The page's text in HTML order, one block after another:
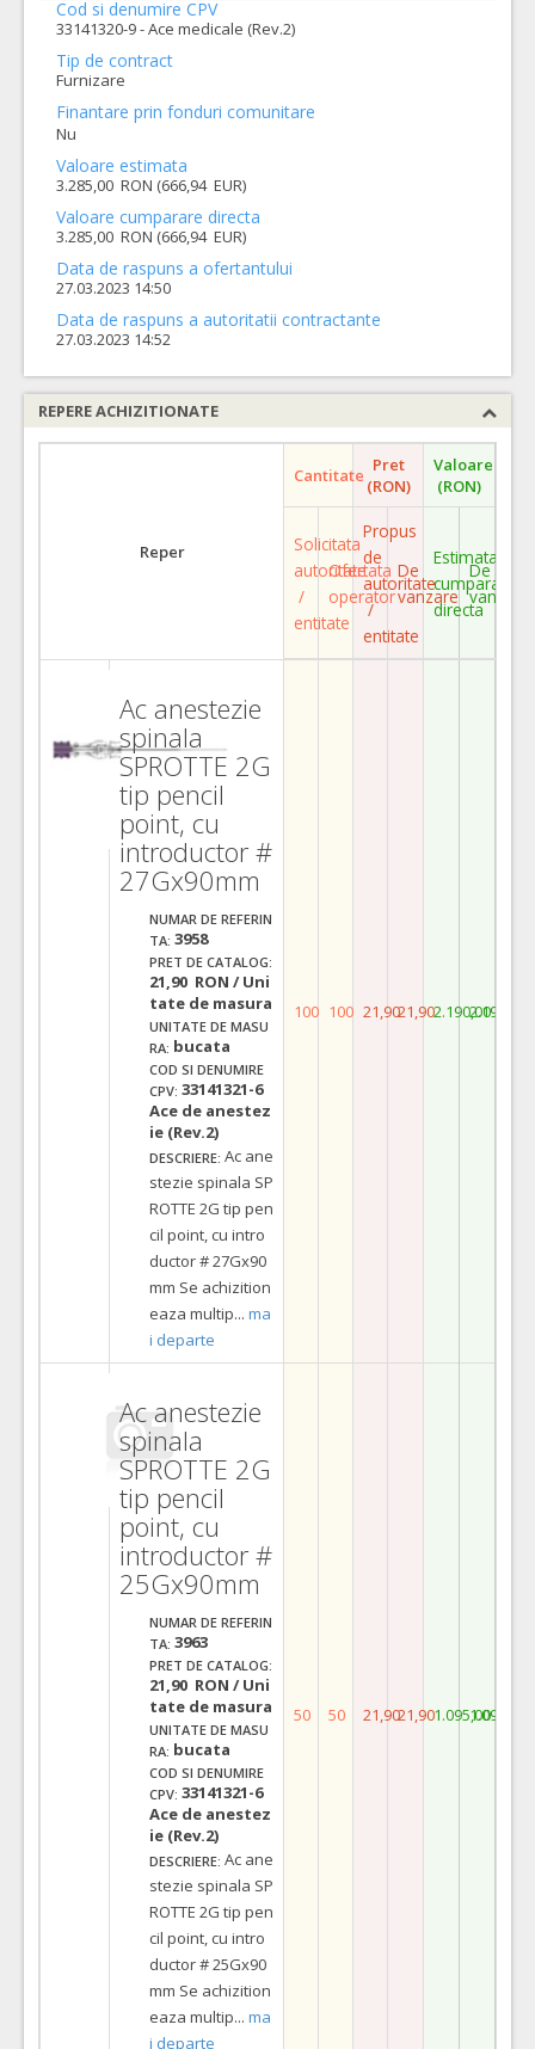
Cod si denumire CPV
33141320-9 - Ace medicale (Rev.2)
Tip de contract
Furnizare
Finantare prin fonduri comunitare
Nu
Valoare estimata
3.285,00 RON (666,94 EUR)
Valoare cumparare directa
3.285,00 RON (666,94 EUR)
Data de raspuns a ofertantului
27.03.2023 14:50
Data de raspuns a autoritatii contractante
27.03.2023 14:52
REPERE ACHIZITIONATE
Reper
Cantitate Pret
(RON)
Valoare
(RON)
Solicitata
autoritate
/
entitate
Ofertata
operator
Propus
de
autoritate
/
entitate
De
vanzare
Estimata
cumparare
directa
De
vanzare
Ac anestezie
spinala
SPROTTE 2G
tip pencil
point, cu
introductor #
27Gx90mm
NUMAR DE REFERIN
TA: 3958
PRET DE CATALOG:
21,90 RON / Uni
tate de masura
UNITATE DE MASU
RA: bucata
COD SI DENUMIRE
CPV: 33141321-6
Ace de anestez
ie (Rev.2)
DESCRIERE: Ac ane
stezie spinala SP
ROTTE 2G tip pen
cil point, cu intro
ductor # 27Gx90
mm Se achizition
eaza multip... ma
i departe
100 100 21,9021,902.190,002.190,00
Ac anestezie
spinala
SPROTTE 2G
tip pencil
point, cu
introductor #
25Gx90mm
NUMAR DE REFERIN
TA: 3963
PRET DE CATALOG:
21,90 RON / Uni
tate de masura
UNITATE DE MASU
RA: bucata
COD SI DENUMIRE
CPV: 33141321-6
Ace de anestez
ie (Rev.2)
DESCRIERE: Ac ane
stezie spinala SP
ROTTE 2G tip pen
cil point, cu intro
ductor # 25Gx90
mm Se achizition
eaza multip... ma
i departe
50 50 21,9021,901.095,001.095,00